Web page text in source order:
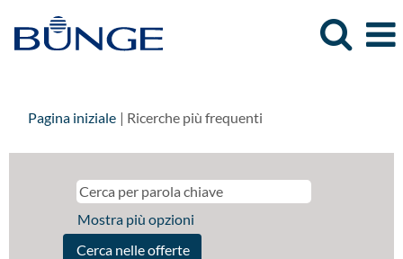
Pagina iniziale | Ricerche più frequenti
Mostra più opzioni